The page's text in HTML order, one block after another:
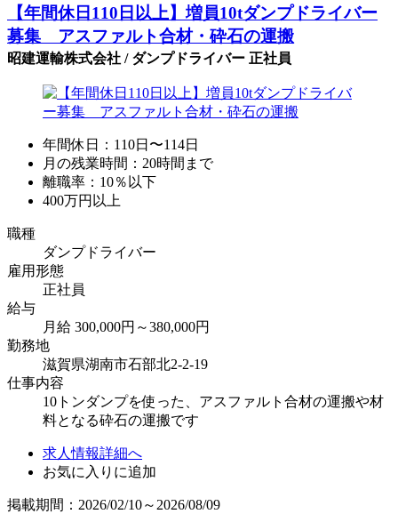
【年間休日110日以上】増員10tダンプドライバー
募集 アスファルト合材・砕石の運搬
昭建運輸株式会社 / ダンプドライバー 正社員
年間休日：110日〜114日
月の残業時間：20時間まで
離職率：10％以下
400万円以上
職種
ダンプドライバー
雇用形態
正社員
給与
月給 300,000円～380,000円
勤務地
滋賀県湖南市石部北2-2-19
仕事内容
10トンダンプを使った、アスファルト合材の運搬や材
料となる砕石の運搬です
求人情報詳細へ
お気に入りに追加
掲載期間：2026/02/10～2026/08/09